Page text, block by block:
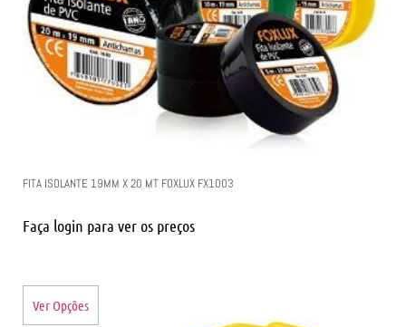
FITA ISOLANTE 19MM X 20 MT FOXLUX FX1003
Faça login para ver os preços
Ver Opções